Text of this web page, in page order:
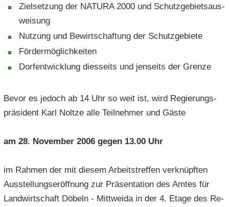
Ziel­set­zung der NA­TU­RA 2000 und Schutz­ge­biets­aus­
wei­sung
Nut­zung und Be­wirt­schaf­tung der Schutz­ge­bie­te
För­der­mög­lich­kei­ten
Dorf­ent­wick­lung dies­seits und jen­seits der Gren­ze
Bevor es je­doch ab 14 Uhr so weit ist, wird Re­gie­rungs­
prä­si­dent Karl Nolt­ze alle Teil­neh­mer und Gäste
am 28. No­vem­ber 2006 gegen 13.00 Uhr
im Rah­men der mit die­sem Ar­beits­tref­fen ver­knüpf­ten
Aus­stel­lungs­er­öff­nung zur Prä­sen­ta­ti­on des Amtes für
Land­wirt­schaft Dö­beln - Mitt­wei­da in der 4. Etage des Re­